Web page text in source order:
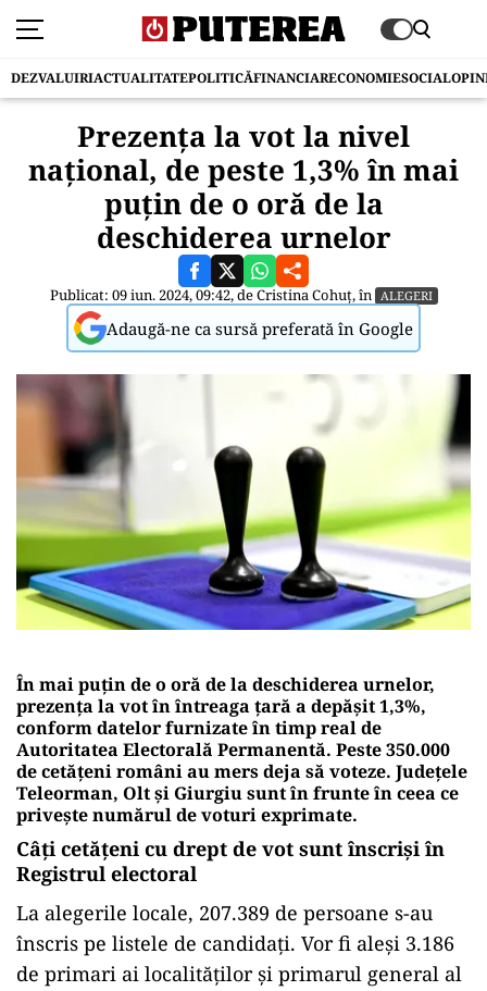
DEZVALUIRIACTUALITATEPOLITICĂFINANCIARECONOMIESOCIAL
Prezența la vot la nivel
național, de peste 1,3% în mai
puțin de o oră de la
deschiderea urnelor
Publicat: 09 iun. 2024, 09:42, deCristina Cohuț, în ALEGERI
Adaugă-ne ca sursă preferată în Google
În mai puțin de o oră de la deschiderea urnelor,
prezența la vot în întreaga țară a depășit 1,3%,
conform datelor furnizate în timp real de
Autoritatea Electorală Permanentă. Peste 350.000
de cetățeni români au mers deja să voteze. Județele
Teleorman, Olt și Giurgiu sunt în frunte în ceea ce
privește numărul de voturi exprimate.
Câți cetăţeni cu drept de vot sunt înscrişi în
Registrul electoral
La alegerile locale, 207.389 de persoane s-au
înscris pe listele de candidați. Vor fi aleși 3.186
de primari ai localităților și primarul general al